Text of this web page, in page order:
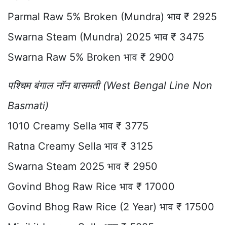
Parmal Raw 5% Broken (Mundra) भाव ₹ 2925
Swarna Steam (Mundra) 2025 भाव ₹ 3475
Swarna Raw 5% Broken भाव ₹ 2900
पश्चिम बंगाल नॉन बासमती (West Bengal Line Non
Basmati)
1010 Creamy Sella भाव ₹ 3775
Ratna Creamy Sella भाव ₹ 3125
Swarna Steam 2025 भाव ₹ 2950
Govind Bhog Raw Rice भाव ₹ 17000
Govind Bhog Raw Rice (2 Year) भाव ₹ 17500